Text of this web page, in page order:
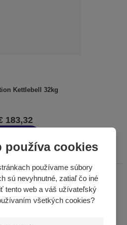
používa cookies
používame súbory
sú nevyhnutné, zatiaľ čo iné
tento web a váš užívateľský
všetkých cookies?
Kettlebell 32kg
183,32